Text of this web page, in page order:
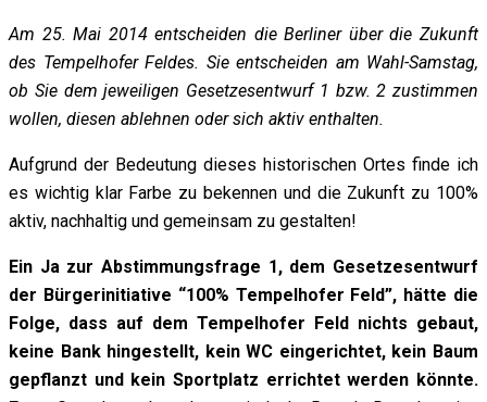
Am 25. Mai 2014 entscheiden die Berliner über die Zukunft
des Tempelhofer Feldes. Sie entscheiden am Wahl-Samstag,
ob Sie dem jeweiligen Gesetzesentwurf 1 bzw. 2 zustimmen
wollen, diesen ablehnen oder sich aktiv enthalten.
Aufgrund der Bedeutung dieses historischen Ortes finde ich
es wichtig klar Farbe zu bekennen und die Zukunft zu 100%
aktiv, nachhaltig und gemeinsam zu gestalten!
Ein Ja zur Abstimmungsfrage 1, dem Gesetzesentwurf
der Bürgerinitiative “100% Tempelhofer Feld”, hätte die
Folge, dass auf dem Tempelhofer Feld nichts gebaut,
keine Bank hingestellt, kein WC eingerichtet, kein Baum
gepflanzt und kein Sportplatz errichtet werden könnte.